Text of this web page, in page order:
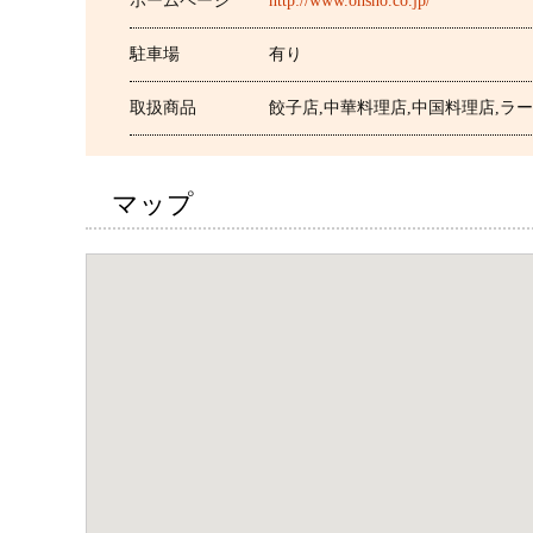
駐車場 有り
取扱商品 餃子店,中華料理店,中国料理店,ラ
マップ